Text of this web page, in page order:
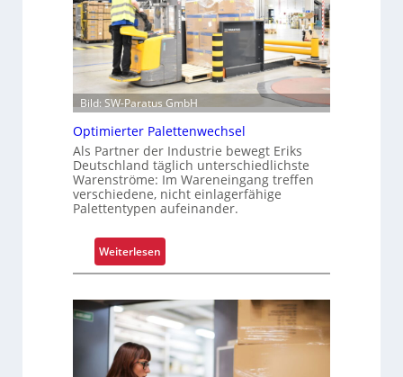
Bild: SW-Paratus GmbH
Optimierter Palettenwechsel
Als Partner der Industrie bewegt Eriks
Deutschland täglich unterschiedlichste
Warenströme: Im Wareneingang treffen
verschiedene, nicht einlagerfähige
Palettentypen aufeinander.
Weiterlesen:
O
t
i
m
i